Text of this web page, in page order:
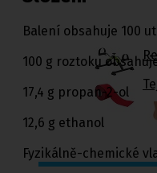
Balení obsahuje 100
100 g roztoku
17,4 g propan-2-ol
12,6 g ethanol
Fyzikálně-chemické